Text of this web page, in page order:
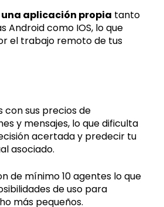
aplicación propia tanto
Android como IOS, lo que
el trabajo remoto de tus
con sus precios de
y mensajes, lo que dificulta
acertada y predecir tu
asociado.
de mínimo 10 agentes lo que
de uso para
más pequeños.